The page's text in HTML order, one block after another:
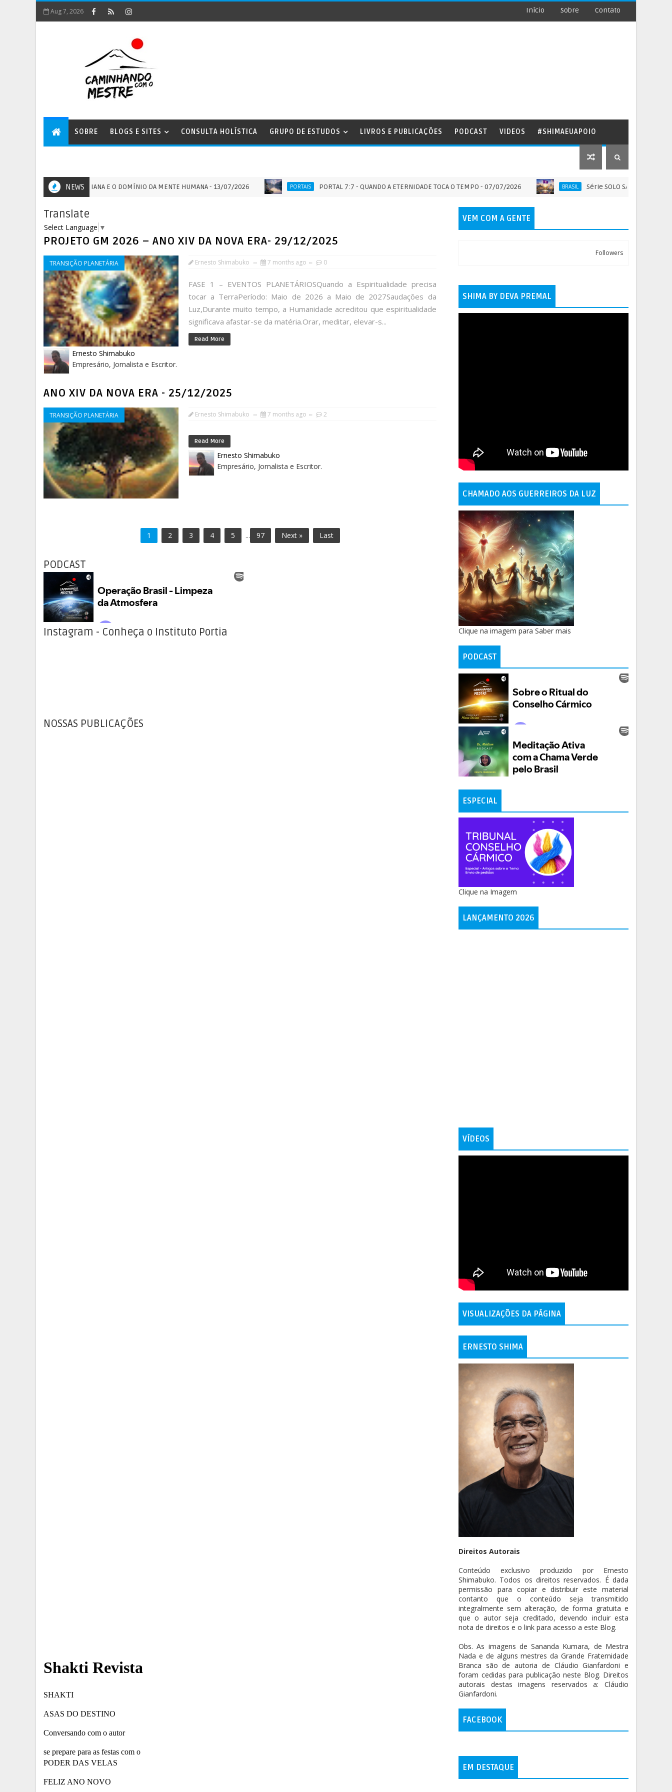
Aug 7, 2026 Início Sobre Contato
SOBRE BLOGS E SITES CONSULTA HOLÍSTICA GRUPO DE ESTUDOS LIVROS E PUBLICAÇÕES PODCAST VIDEOS #SHIMAEUAPOIO
NEWS
A ENERGIA XOPATIANA E O DOMÍNIO DA MENTE HUMANA - 13/07/2026 PORTAIS PORTAL 7:7 - QUANDO A ETERNIDADE TOCA O TEMPO - 07/07/2026 BRASIL Série SOLO SAGRADO DO BRASIL -
Translate
Select Language ▼
PROJETO GM 2026 – ANO XIV DA NOVA ERA- 29/12/2025
TRANSIÇÃO PLANETÁRIA Ernesto Shimabuko 7 months ago 0
FASE 1 – EVENTOS PLANETÁRIOSQuando a Espiritualidade precisa
tocar a TerraPeríodo: Maio de 2026 a Maio de 2027Saudações da
Luz,Durante muito tempo, a Humanidade acreditou que espiritualidade
significava afastar-se da matéria.Orar, meditar, elevar-s...
Read More
Ernesto Shimabuko
Empresário, Jornalista e Escritor.
ANO XIV DA NOVA ERA - 25/12/2025
TRANSIÇÃO PLANETÁRIA Ernesto Shimabuko 7 months ago 2
Read More
Ernesto Shimabuko
Empresário, Jornalista e Escritor.
1 2 3 4 5 ... 97 Next » Last
PODCAST
Instagram - Conheça o Instituto Portia
NOSSAS PUBLICAÇÕES
VEM COM A GENTE
Followers
SHIMA BY DEVA PREMAL
CHAMADO AOS GUERREIROS DA LUZ
Clique na imagem para Saber mais
PODCAST
ESPECIAL
Clique na Imagem
LANÇAMENTO 2026
VÍDEOS
VISUALIZAÇÕES DA PÁGINA
ERNESTO SHIMA
Direitos Autorais
Conteúdo exclusivo produzido por Ernesto
Shimabuko. Todos os direitos reservados. É dada
permissão para copiar e distribuir este material
contanto que o conteúdo seja transmitido
integralmente sem alteração, de forma gratuita e
que o autor seja creditado, devendo incluir esta
nota de direitos e o link para acesso a este Blog.
Obs. As imagens de Sananda Kumara, de Mestra
Nada e de alguns mestres da Grande Fraternidade
Branca são de autoria de Cláudio Gianfardoni e
foram cedidas para publicação neste Blog. Direitos
autorais destas imagens reservados a: Cláudio
Gianfardoni.
FACEBOOK
EM DESTAQUE